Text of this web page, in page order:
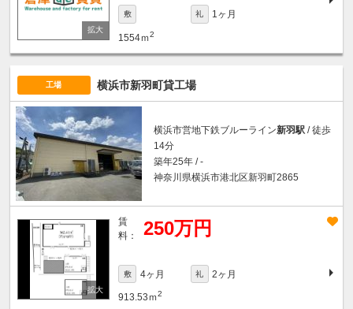
敷 礼 1ヶ月
1554ｍ2
工場 横浜市新羽町貸工場
横浜市営地下鉄ブルーライン新羽駅 / 徒歩
14分
築年25年 / -
神奈川県横浜市港北区新羽町2865
賃
料：
250万円
敷 4ヶ月 礼 2ヶ月
913.53ｍ2